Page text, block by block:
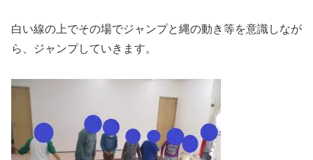
白い線の上でその場でジャンプと縄の動き等を意識しなが
ら、ジャンプしていきます。